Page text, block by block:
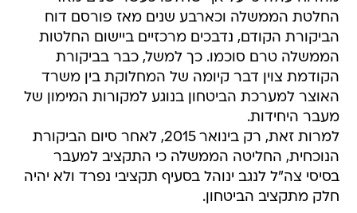
החלטת הממשלה וכארבע שנים מאז פורסם דוח
הביקורת הקודם, נדבכים מרכזיים ביישום החלטות
הממשלה טרם סוכמו. כך למשל, כבר בביקורת
הקודמת צוין דבר קיומה של המחלוקת בין משרד
האוצר למערכת הביטחון בנוגע למקורות המימון של
מעבר היחידות.
למרות זאת, רק בינואר 2015, לאחר סיום הביקורת
הנוכחית, החליטה הממשלה כי התקציב למעבר
בסיסי צה"ל לנגב ינוהל בסעיף תקציבי נפרד ולא יהיה
חלק מתקציב הביטחון.